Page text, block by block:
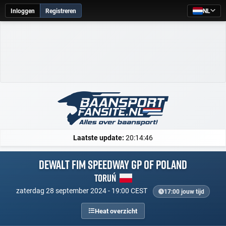
Inloggen Registreren NL
Laatste update: 20:14:46
DeWALT FIM Speedway GP of Poland
Toruń
zaterdag 28 september 2024 - 19:00 CEST 17:00 jouw tijd
Heat overzicht